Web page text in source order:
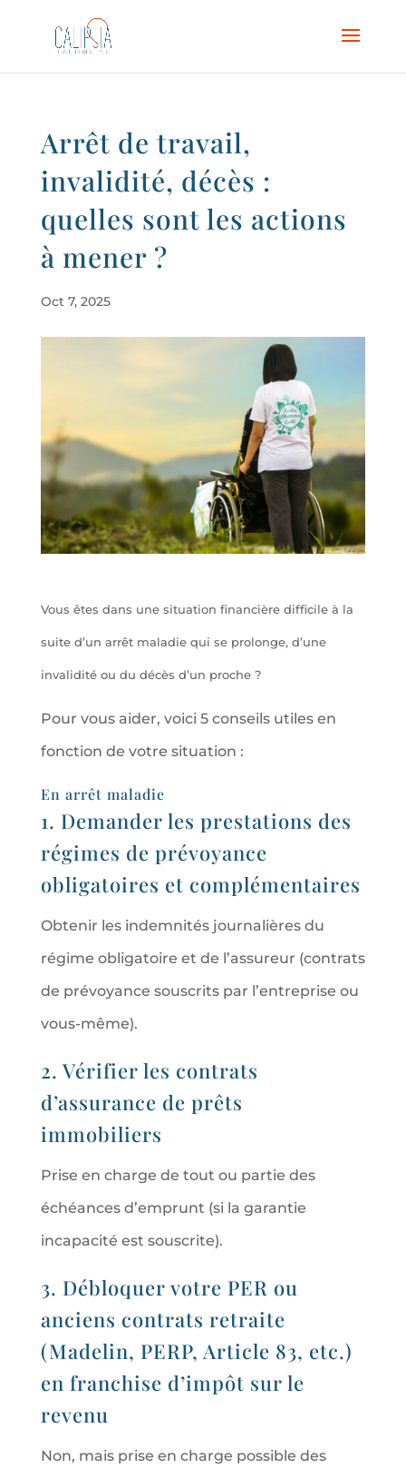
Arrêt de travail,
invalidité, décès :
quelles sont les actions
à mener ?
Oct 7, 2025
Vous êtes dans une situation financière difficile à la
suite d’un arrêt maladie qui se prolonge, d’une
invalidité ou du décès d’un proche ?
Pour vous aider, voici 5 conseils utiles en
fonction de votre situation :
En arrêt maladie
1. Demander les prestations des
régimes de prévoyance
obligatoires et complémentaires
Obtenir les indemnités journalières du
régime obligatoire et de l’assureur (contrats
de prévoyance souscrits par l’entreprise ou
vous-même).
2. Vérifier les contrats
d’assurance de prêts
immobiliers
Prise en charge de tout ou partie des
échéances d’emprunt (si la garantie
incapacité est souscrite).
3. Débloquer votre PER ou
anciens contrats retraite
(Madelin, PERP, Article 83, etc.)
en franchise d’impôt sur le
revenu
Non, mais prise en charge possible des